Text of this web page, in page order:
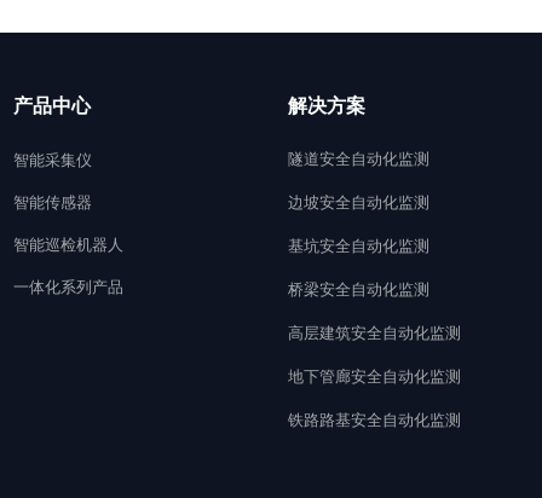
产品中心
智能采集仪
智能传感器
智能巡检机器人
一体化系列产品
解决方案
隧道安全自动化监测
边坡安全自动化监测
基坑安全自动化监测
桥梁安全自动化监测
高层建筑安全自动化监测
地下管廊安全自动化监测
铁路路基安全自动化监测